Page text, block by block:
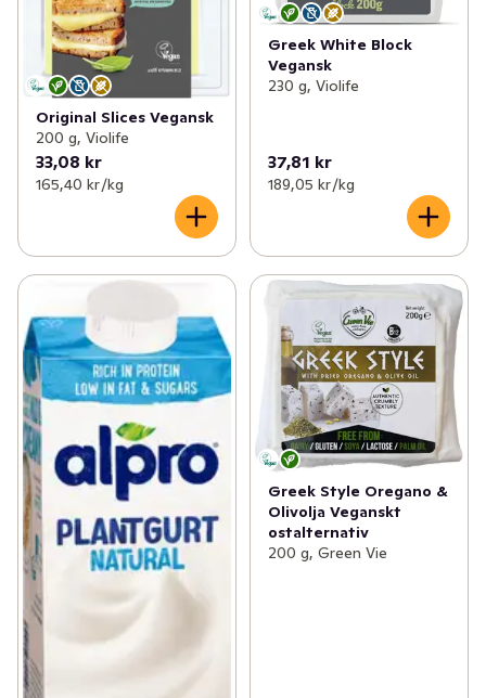
Original Slices Vegansk
200 g, Violife
33,08 kr
165,40 kr /kg
Greek White Block
Vegansk
230 g, Violife
37,81 kr
189,05 kr /kg
Greek Style Oregano &
Olivolja Veganskt
ostalternativ
200 g, Green Vie